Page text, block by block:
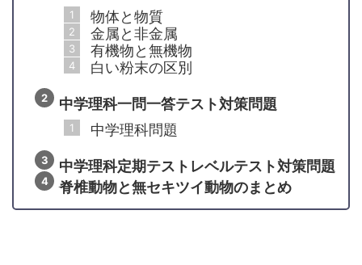
物体と物質
金属と非金属
有機物と無機物
白い粉末の区別
中学理科一問一答テスト対策問題
中学理科問題
中学理科定期テストレベルテスト対策問題
脊椎動物と無セキツイ動物のまとめ